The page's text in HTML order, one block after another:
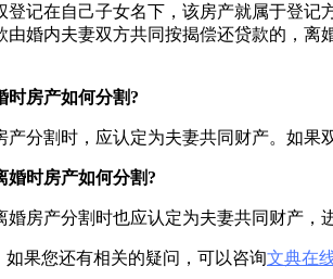
记在自己子女名下，该房产就属于登
婚内夫妻双方共同按揭偿还贷款的，
时房产如何分割?
分割时，应认定为夫妻共同财产。如果
婚时房产如何分割?
房产分割时也应认定为夫妻共同财产，
果您还有相关的疑问，可以咨询文典在